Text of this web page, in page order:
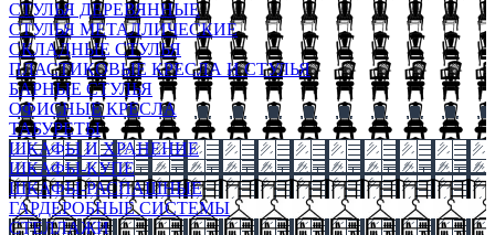
СТУЛЬЯ ДЕРЕВЯННЫЕ
СТУЛЬЯ МЕТАЛЛИЧЕСКИЕ
СКЛАДНЫЕ СТУЛЬЯ
ПЛАСТИКОВЫЕ КРЕСЛА И СТУЛЬЯ
БАРНЫЕ СТУЛЬЯ
ОФИСНЫЕ КРЕСЛА
ТАБУРЕТЫ
ШКАФЫ И ХРАНЕНИЕ
ШКАФЫ-КУПЕ
ШКАФЫ-РАСПАШНЫЕ
ГАРДЕРОБНЫЕ СИСТЕМЫ
СТЕЛЛАЖИ